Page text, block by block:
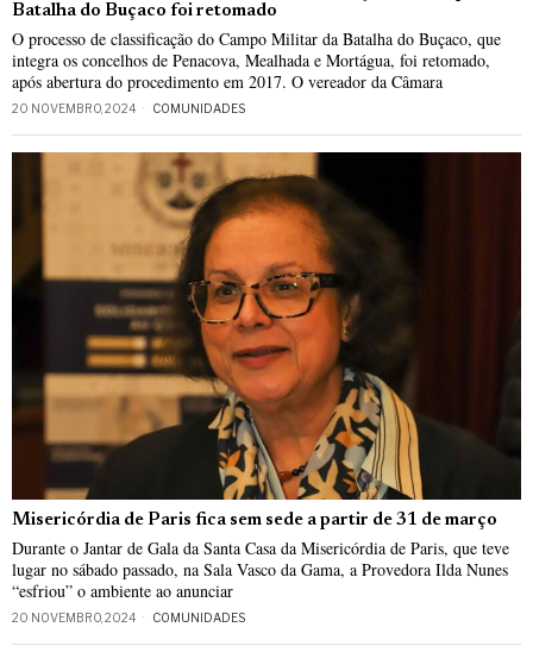
Batalha do Buçaco foi retomado
O processo de classificação do Campo Militar da Batalha do Buçaco, que
integra os concelhos de Penacova, Mealhada e Mortágua, foi retomado,
após abertura do procedimento em 2017. O vereador da Câmara
20 NOVEMBRO, 2024 COMUNIDADES
Misericórdia de Paris fica sem sede a partir de 31 de março
Durante o Jantar de Gala da Santa Casa da Misericórdia de Paris, que teve
lugar no sábado passado, na Sala Vasco da Gama, a Provedora Ilda Nunes
“esfriou” o ambiente ao anunciar
20 NOVEMBRO, 2024 COMUNIDADES